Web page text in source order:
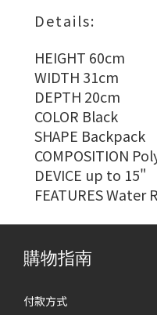
Details:
HEIGHT 60cm
WIDTH 31cm
DEPTH 20cm
COLOR Black
SHAPE Backpack
COMPOSITION
DEVICE up to 15"
FEATURES
購物指南
付款方式